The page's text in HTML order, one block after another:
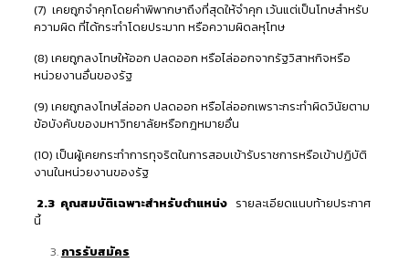
(7) เคยถูกจำคุกโดยคำพิพากษาถึงที่สุดให้จำคุก เว้นแต่เป็นโทษสำหรับ
ความผิด ที่ได้กระทำโดยประมาท หรือความผิดลหุโทษ
(8) เคยถูกลงโทษให้ออก ปลดออก หรือไล่ออกจากรัฐวิสาหกิจหรือ
หน่วยงานอื่นของรัฐ
(9) เคยถูกลงโทษไล่ออก ปลดออก หรือไล่ออกเพราะกระทำผิดวินัยตาม
ข้อบังคับของมหาวิทยาลัยหรือกฎหมายอื่น
(10) เป็นผู้เคยกระทำการทุจริตในการสอบเข้ารับราชการหรือเข้าปฏิบัติ
งานในหน่วยงานของรัฐ
2.3 คุณสมบัติเฉพาะสำหรับตำแหน่ง รายละเอียดแนบท้ายประกาศ
นี้
การรับสมัคร